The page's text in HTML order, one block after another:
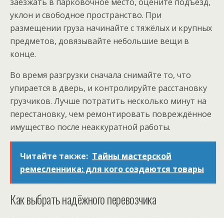
уклон и свободное пространство. При
размещении груза начинайте с тяжёлых и крупных
предметов, довязывайте небольшие вещи в
конце.
Во время разгрузки сначала снимайте то, что
упирается в дверь, и контролируйте расстановку
грузчиков. Лучше потратить несколько минут на
перестановку, чем ремонтировать повреждённое
имущество после неаккуратной работы.
Читайте также: Тайны мастерской
ремесленника: для кого создаются товары
Как выбрать надёжного перевозчика